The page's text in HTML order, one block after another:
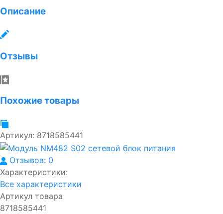
Описание
Отзывы
Похожие товары
Артикул: 8718585441
Отзывов: 0
Характеристики:
Все характеристики
Артикул товара
8718585441